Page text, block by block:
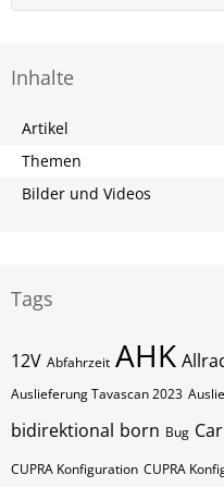
Inhalte
Artikel
Themen
Bilder und Videos
Tags
12V Abfahrzeit AHK
Auslieferung Tavascan 2023
bidirektional born Bug
CUPRA Konfiguration CUPRA